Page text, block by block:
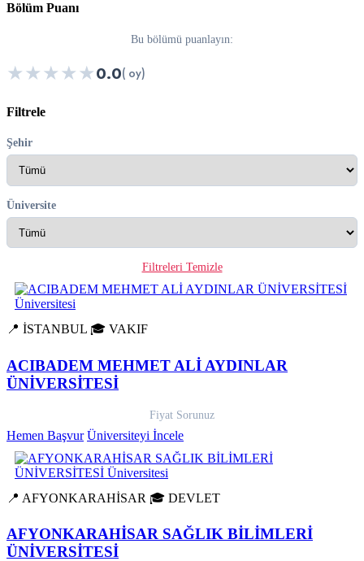
Bölüm Puanı
Bu bölümü puanlayın:
★★★★★0.0( oy)
Filtrele
Şehir
Üniversite
Filtreleri Temizle
📍 İSTANBUL 🎓 VAKIF
ACIBADEM MEHMET ALİ AYDINLAR
ÜNİVERSİTESİ
Fiyat Sorunuz
Hemen Başvur Üniversiteyi İncele
📍 AFYONKARAHİSAR 🎓 DEVLET
AFYONKARAHİSAR SAĞLIK BİLİMLERİ
ÜNİVERSİTESİ